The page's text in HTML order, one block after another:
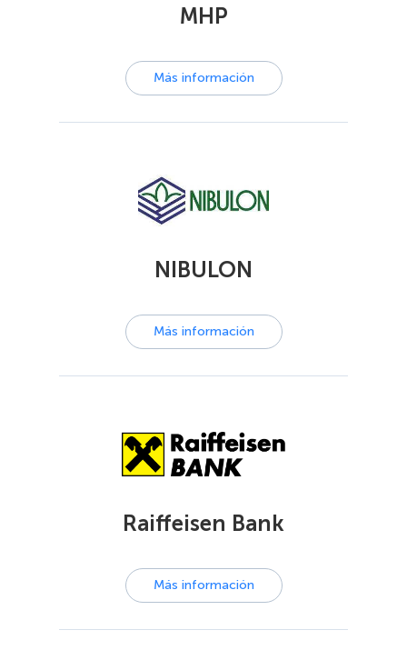
MHP
Más información
NIBULON
Más información
Raiffeisen Bank
Más información